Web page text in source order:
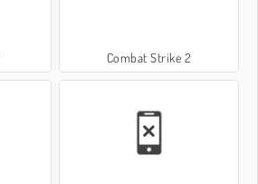
Combat Strike 2